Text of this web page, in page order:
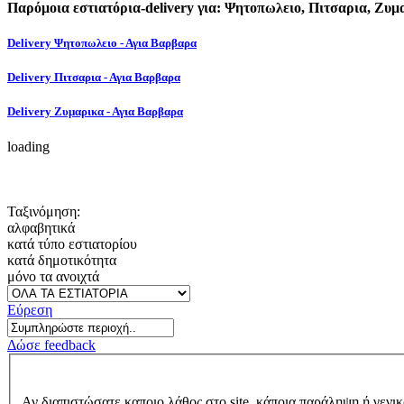
Παρόμοια εστιατόρια-delivery για: Ψητοπωλειο, Πιτσαρια,
Delivery Ψητοπωλειο - Αγια Βαρβαρα
Delivery Πιτσαρια - Αγια Βαρβαρα
Delivery Ζυμαρικα - Αγια Βαρβαρα
loading
Ταξινόμηση:
αλφαβητικά
κατά τύπο εστιατορίου
κατά δημοτικότητα
μόνο τα ανοιχτά
Εύρεση
Δώσε feedback